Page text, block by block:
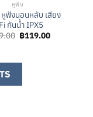
หูฟัง
ฟังนอนหลับ เสียง
กันน้ำ IPX5
Original
price
฿119.00Current